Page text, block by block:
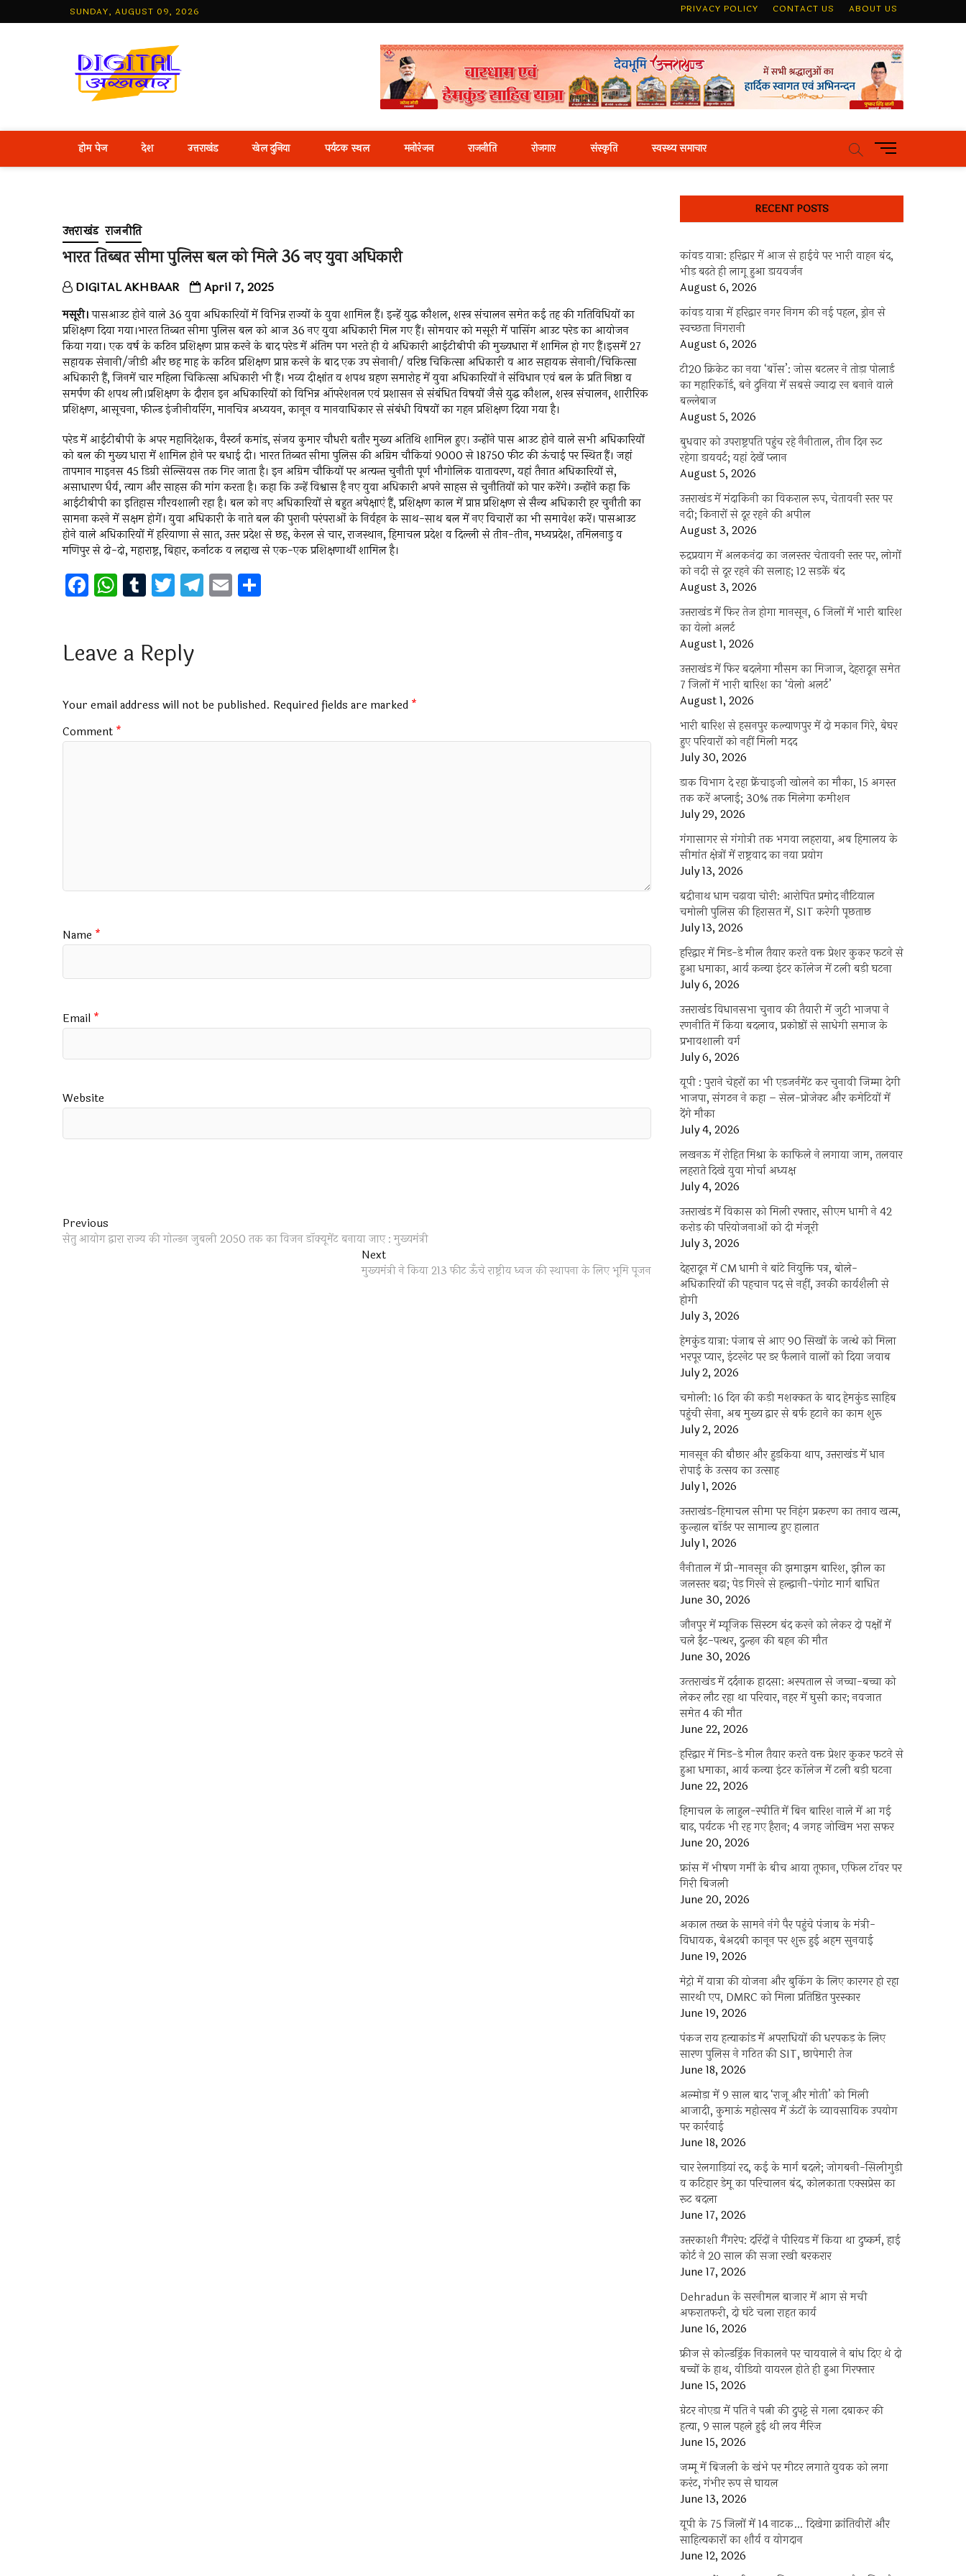
to
SUNDAY, AUGUST 09, 2026 PRIVACY POLICY CONTACT US ABOUT US
Best Hindi News Portal
होम पेज देश उत्तराखंड खेल दुनिया पर्यटक स्थल मनोरंजन राजनीति रोजगार संस्कृति स्वस्थ्य समाचार
M
e
u
u
t
उत्तराखंड राजनीति
भारत तिब्बत सीमा पुलिस बल को मिले 36 नए युवा अधिकारी
DIGITAL AKHBAAR April 7, 2025
मसूरी।पासआउट होने वाले 36 युवा अधिकारियों में विभिन्न राज्यों के युवा शामिल हैं। इन्हें युद्ध कौशल, शस्त्र संचालन समेत कई तह की गतिविधियों का
प्रशिक्षण दिया गया।भारत तिब्बत सीमा पुलिस बल को आज 36 नए युवा अधिकारी मिल गए हैं। सोमवार को मसूरी में पासिंग आउट परेड का आयोजन
किया गया। एक वर्ष के कठिन प्रशिक्षण प्राप्त करने के बाद परेड में अंतिम पग भरते ही ये अधिकारी आईटीबीपी की मुख्यधारा में शामिल हो गए हैं।इसमें 27
सहायक सेनानी/जीडी और छह माह के कठिन प्रशिक्षण प्राप्त करने के बाद एक उप सेनानी/ वरिष्ठ चिकित्सा अधिकारी व आठ सहायक सेनानी/चिकित्सा
अधिकारी हैं, जिनमें चार महिला चिकित्सा अधिकारी भी हैं। भव्य दीक्षांत व शपथ ग्रहण समारोह में युवा अधिकारियों ने संविधान एवं बल के प्रति निष्ठा व
समर्पण की शपथ ली।प्रशिक्षण के दौरान इन अधिकारियों को विभिन्न ऑपरेशनल एवं प्रशासन से संबंधित विषयों जैसे युद्ध कौशल, शस्त्र संचालन, शारीरिक
प्रशिक्षण, आसूचना, फील्ड इंजीनीयरिंग, मानचित्र अध्ययन, कानून व मानवाधिकार से संबंधी विषयों का गहन प्रशिक्षण दिया गया है।
परेड में आईटीबीपी के अपर महानिदेशक, वैस्टर्न कमांड, संजय कुमार चौधरी बतौर मुख्य अतिथि शामिल हुए। उन्होंने पास आउट होने वाले सभी अधिकारियों
को बल की मुख्य धारा में शामिल होने पर बधाई दी। भारत तिब्बत सीमा पुलिस की अग्रिम चौकियां 9000 से 18750 फीट की ऊंचाई पर स्थित हैं। जहां
तापमान माइनस 45 डिग्री सेल्सियस तक गिर जाता है। इन अग्रिम चौकियों पर अत्यन्त चुनौती पूर्ण भौगोलिक वातावरण, यहां तैनात अधिकारियों से,
असाधारण धैर्य, त्याग और साहस की मांग करता है। कहा कि उन्हें विश्वास है नए युवा अधिकारी अपने साहस से चुनौतियों को पार करेंगे। उन्होंने कहा कि
आईटीबीपी का इतिहास गौरवशाली रहा है। बल को नए अधिकारियों से बहुत अपेक्षाएं हैं, प्रशिक्षण काल में प्राप्त प्रशिक्षण से सैन्य अधिकारी हर चुनौती का
सामना करने में सक्षम होगें। युवा अधिकारी के नाते बल की पुरानी परंपराओं के निर्वहन के साथ-साथ बल में नए विचारों का भी समावेश करें। पासआउट
होने वाले अधिकारियों में हरियाणा से सात, उत्तर प्रदेश से छह, केरल से चार, राजस्थान, हिमाचल प्रदेश व दिल्ली से तीन-तीन, मध्यप्रदेश, तमिलनाडु व
मणिपुर से दो-दो, महाराष्ट्र, बिहार, कर्नाटक व लद्दाख से एक-एक प्रशिक्षणार्थी शामिल है।
F
a
b
o
k
W
h
s
p
p
T
u
bl
T
wi
er
T
el
m
E
m
Leave a Reply
Your email address will not be published. Required fields are marked *
Comment *
Name *
Email *
Website
Post
navigation
Previous
post:
सेतु आयोग द्वारा राज्य की गोल्डन जुबली 2050 तक का विजन डॉक्यूमेंट बनाया जाए : मुख्यमंत्री
NextNext
post:
मुख्यमंत्री ने किया 213 फीट ऊँचे राष्ट्रीय ध्वज की स्थापना के लिए भूमि पूजन
RECENT POSTS
कांवड़ यात्रा: हरिद्वार में आज से हाईवे पर भारी वाहन बंद,
भीड़ बढ़ते ही लागू हुआ डायवर्जन
August 6, 2026
कांवड़ यात्रा में हरिद्वार नगर निगम की नई पहल, ड्रोन से
स्वच्छता निगरानी
August 6, 2026
टी20 क्रिकेट का नया ‘बॉस’: जोस बटलर ने तोड़ा पोलार्ड
का महारिकॉर्ड, बने दुनिया में सबसे ज्यादा रन बनाने वाले
बल्लेबाज
August 5, 2026
बुधवार को उपराष्ट्रपति पहुंच रहे नैनीताल, तीन दिन रूट
रहेगा डायवर्ट; यहां देखें प्‍लान
August 5, 2026
उत्तराखंड में मंदाकिनी का विकराल रूप, चेतावनी स्तर पर
नदी; किनारों से दूर रहने की अपील
August 3, 2026
रुद्रप्रयाग में अलकनंदा का जलस्तर चेतावनी स्तर पर, लोगों
को नदी से दूर रहने की सलाह; 12 सड़कें बंद
August 3, 2026
उत्तराखंड में फिर तेज होगा मानसून, 6 जिलों में भारी बारिश
का येलो अलर्ट
August 1, 2026
उत्तराखंड में फिर बदलेगा मौसम का मिजाज, देहरादून समेत
7 जिलों में भारी बारिश का ‘येलो अलर्ट’
August 1, 2026
भारी बारिश से हसनपुर कल्याणपुर में दो मकान गिरे, बेघर
हुए परिवारों को नहीं मिली मदद
July 30, 2026
डाक विभाग दे रहा फ्रेंचाइजी खोलने का मौका, 15 अगस्त
तक करें अप्लाई; 30% तक मिलेगा कमीशन
July 29, 2026
गंगासागर से गंगोत्री तक भगवा लहराया, अब हिमालय के
सीमांत क्षेत्रों में राष्ट्रवाद का नया प्रयोग
July 13, 2026
बद्रीनाथ धाम चढ़ावा चोरी: आरोपित प्रमोद नौटियाल
चमोली पुलिस की हिरासत में, SIT करेगी पूछताछ
July 13, 2026
हरिद्वार में मिड-डे मील तैयार करते वक्त प्रेशर कुकर फटने से
हुआ धमाका, आर्य कन्या इंटर कॉलेज में टली बड़ी घटना
July 6, 2026
उत्तराखंंड विधानसभा चुनाव की तैयारी में जुटी भाजपा ने
रणनीति में किया बदलाव, प्रकोष्ठों से साधेगी समाज के
प्रभावशाली वर्ग
July 6, 2026
यूपी : पुराने चेहरों का भी एडजर्नमेंट कर चुनावी जिम्मा देगी
भाजपा, संगठन ने कहा – सेल-प्रोजेक्ट और कमेटियों में
देंगे मौका
July 4, 2026
लखनऊ में रोहित मिश्रा के काफिले ने लगाया जाम, तलवार
लहराते दिखे युवा मोर्चा अध्यक्ष
July 4, 2026
उत्तराखंड में विकास को मिली रफ्तार, सीएम धामी ने 42
करोड़ की परियोजनाओं को दी मंजूरी
July 3, 2026
देहरादून में CM धामी ने बांटे नियुक्ति पत्र, बोले-
अधिकारियों की पहचान पद से नहीं, उनकी कार्यशैली से
होगी
July 3, 2026
हेमकुंड यात्रा: पंजाब से आए 90 सिखों के जत्थे को मिला
भरपूर प्यार, इंटरनेट पर डर फैलाने वालों को दिया जवाब
July 2, 2026
चमोली: 16 दिन की कड़ी मशक्कत के बाद हेमकुंड साहिब
पहुंची सेना, अब मुख्य द्वार से बर्फ हटाने का काम शुरू
July 2, 2026
मानसून की बौछार और हुड़किया थाप, उत्तराखंड में धान
रोपाई के उत्सव का उत्साह
July 1, 2026
उत्तराखंड-हिमाचल सीमा पर निहंग प्रकरण का तनाव खत्म,
कुल्हाल बॉर्डर पर सामान्य हुए हालात
July 1, 2026
नैनीताल में प्री-मानसून की झमाझम बारिश, झील का
जलस्तर बढ़ा; पेड़ गिरने से हल्द्वानी-पंगोट मार्ग बाधित
June 30, 2026
जौनपुर में म्यूजिक सिस्टम बंद करने को लेकर दो पक्षों में
चले ईंट-पत्थर, दुल्हन की बहन की मौत
June 30, 2026
उत्‍तराखंड में दर्दनाक हादसा: अस्पताल से जच्चा-बच्चा को
लेकर लौट रहा था परिवार, नहर में घुसी कार; नवजात
समेत 4 की मौत
June 22, 2026
हरिद्वार में मिड-डे मील तैयार करते वक्त प्रेशर कुकर फटने से
हुआ धमाका, आर्य कन्या इंटर कॉलेज में टली बड़ी घटना
June 22, 2026
हिमाचल के लाहुल-स्पीति में बिन बारिश नाले में आ गई
बाढ़, पर्यटक भी रह गए हैरान; 4 जगह जोखिम भरा सफर
June 20, 2026
फ्रांस में भीषण गर्मी के बीच आया तूफान, एफिल टॉवर पर
गिरी बिजली
June 20, 2026
अकाल तख्त के सामने नंगे पैर पहुंचे पंजाब के मंत्री-
विधायक, बेअदबी कानून पर शुरू हुई अहम सुनवाई
June 19, 2026
मेट्रो में यात्रा की योजना और बुकिंग के लिए कारगर हो रहा
सारथी एप, DMRC को मिला प्रतिष्ठित पुरस्कार
June 19, 2026
पंकज राय हत्याकांड में अपराधियों की धरपकड़ के लिए
सारण पुलिस ने गठित की SIT, छापेमारी तेज
June 18, 2026
अल्मोड़ा में 9 साल बाद ‘राजू और मोती’ को मिली
आजादी, कुमाऊं महोत्सव में ऊंटों के व्यावसायिक उपयोग
पर कार्रवाई
June 18, 2026
चार रेलगाड़ियां रद, कई के मार्ग बदले; जोगबनी-सिलीगुड़ी
व कटिहार डेमू का परिचालन बंद, कोलकाता एक्सप्रेस का
रूट बदला
June 17, 2026
उत्तरकाशी गैंगरेप: दरिंदों ने पीरियड में किया था दुष्कर्म, हाई
कोर्ट ने 20 साल की सजा रखी बरकरार
June 17, 2026
Dehradun के सरनीमल बाजार में आग से मची
अफरातफरी, दो घंटे चला राहत कार्य
June 16, 2026
फ्रीज से कोल्डड्रिंक निकालने पर चायवाले ने बांध दिए थे दो
बच्चों के हाथ, वीडियो वायरल होते ही हुआ गिरफ्तार
June 15, 2026
ग्रेटर नोएडा में पति ने पत्नी की दुपट्टे से गला दबाकर की
हत्या, 9 साल पहले हुई थी लव मैरिज
June 15, 2026
जम्मू में बिजली के खंभे पर मीटर लगाते युवक को लगा
करंट, गंभीर रूप से घायल
June 13, 2026
यूपी के 75 जिलों में 14 नाटक… दिखेगा क्रांतिवीरों और
साहित्यकारों का शौर्य व योगदान
June 12, 2026